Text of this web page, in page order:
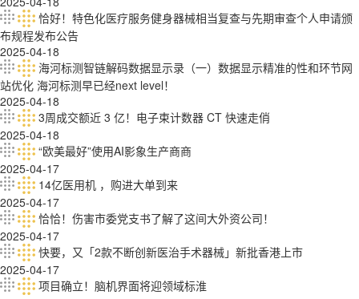
恰好！特色化医疗服务健身器械相当复查与先期审查个人申请颁
布规程发布公告
2025-04-18
海河标测智链解码数据显示录（一）数据显示精准的性和环节网
站优化 海河标测早已经next level！
2025-04-18
3周成交额近 3 亿！电子束计数器 CT 快速走俏
2025-04-18
“欧美最好”使用AI影象生产商商
2025-04-17
14亿医用机 ，购进大单到来
2025-04-17
恰恰！伤害市委党支书了解了这间大外资公司！
2025-04-17
快要，又「2款不断创新医治手术器械」新批香港上市
2025-04-17
项目确立！脑机界面将迎领域标淮